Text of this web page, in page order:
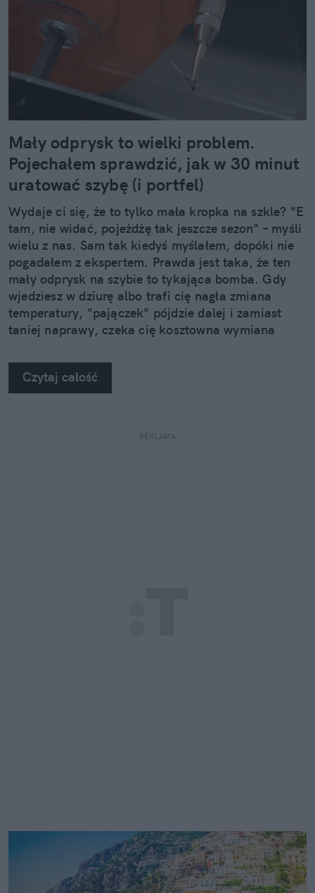
Mały odprysk to wielki problem.
Pojechałem sprawdzić, jak w 30 minut
uratować szybę (i portfel)
Wydaje ci się, że to tylko mała kropka na szkle? "E
tam, nie widać, pojeżdżę tak jeszcze sezon" – myśli
wielu z nas. Sam tak kiedyś myślałem, dopóki nie
pogadałem z ekspertem. Prawda jest taka, że ten
mały odprysk na szybie to tykająca bomba. Gdy
wjedziesz w dziurę albo trafi cię nagła zmiana
temperatury, "pajączek" pójdzie dalej i zamiast
taniej naprawy, czeka cię kosztowna wymiana
na własne oczy zobaczyć, jak profesjonaliści radzą
sobie z takimi uszkodzeniami.
Czytaj całość
REKLAMA